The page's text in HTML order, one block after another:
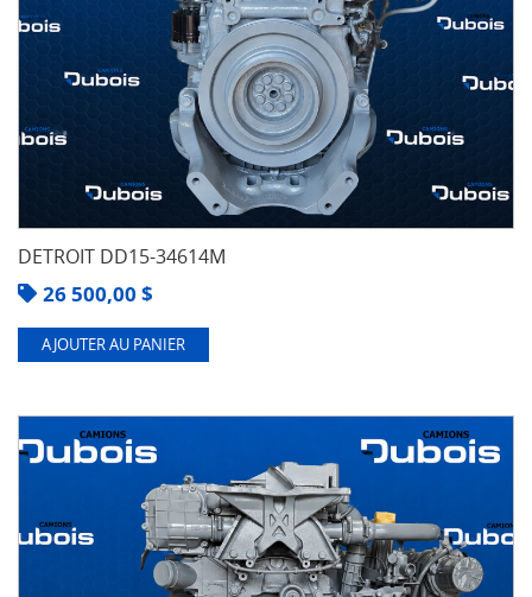
DETROIT DD15-34614M
26 500,00 $
AJOUTER AU PANIER